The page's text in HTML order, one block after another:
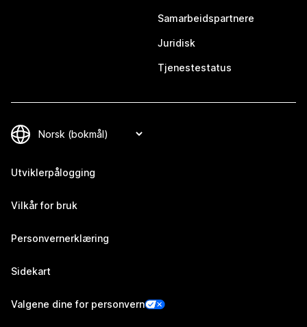
Samarbeidspartnere
Juridisk
Tjenestestatus
Utviklerpålogging
Vilkår for bruk
Personvernerklæring
Sidekart
Valgene dine for personvern